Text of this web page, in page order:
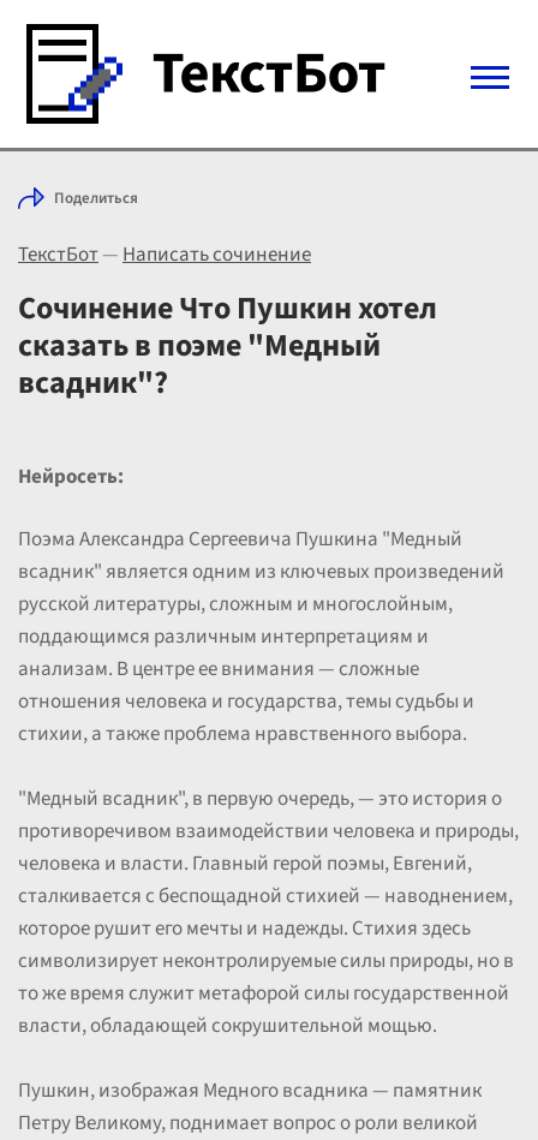
Войти с Telegram
Выбрать режим
Цены
Поделиться
ТекстБот—Написать сочинение
Сочинение Что Пушкин хотел
сказать в поэме "Медный
всадник"?
Нейросеть:
Поэма Александра Сергеевича Пушкина "Медный
всадник" является одним из ключевых произведений
русской литературы, сложным и многослойным,
поддающимся различным интерпретациям и
анализам. В центре ее внимания — сложные
отношения человека и государства, темы судьбы и
стихии, а также проблема нравственного выбора.
"Медный всадник", в первую очередь, — это история о
противоречивом взаимодействии человека и природы,
человека и власти. Главный герой поэмы, Евгений,
сталкивается с беспощадной стихией — наводнением,
которое рушит его мечты и надежды. Стихия здесь
символизирует неконтролируемые силы природы, но в
то же время служит метафорой силы государственной
власти, обладающей сокрушительной мощью.
Пушкин, изображая Медного всадника — памятник
Петру Великому, поднимает вопрос о роли великой